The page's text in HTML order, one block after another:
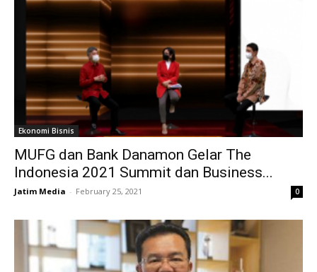
Ekonomi Bisnis
MUFG dan Bank Danamon Gelar The
Indonesia 2021 Summit dan Business...
Jatim Media - February 25, 2021 0